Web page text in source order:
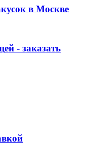
в Москве
- заказать